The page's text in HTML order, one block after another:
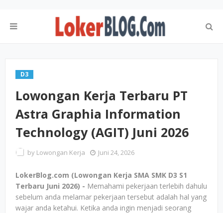
D3
Lowongan Kerja Terbaru PT
Astra Graphia Information
Technology (AGIT) Juni 2026
by Lowongan Kerja Juni 24, 2026
LokerBlog.com (Lowongan Kerja SMA SMK D3 S1
Terbaru Juni 2026) - Memahami pekerjaan terlebih dahulu
sebelum anda melamar pekerjaan tersebut adalah hal yang
wajar anda ketahui. Ketika anda ingin menjadi seorang